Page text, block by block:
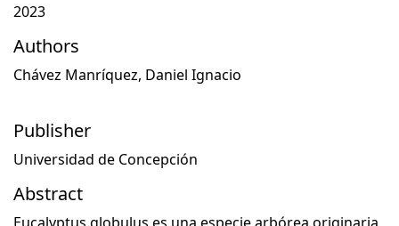
2023
Authors
Chávez Manríquez, Daniel Ignacio
Publisher
Universidad de Concepción
Abstract